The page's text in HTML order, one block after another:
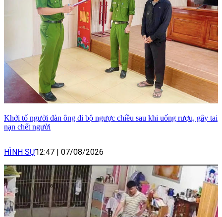
Khởi tố người đàn ông đi bộ ngược chiều sau khi uống rượu, gây tai
nạn chết người
HÌNH SỰ12:47 | 07/08/2026